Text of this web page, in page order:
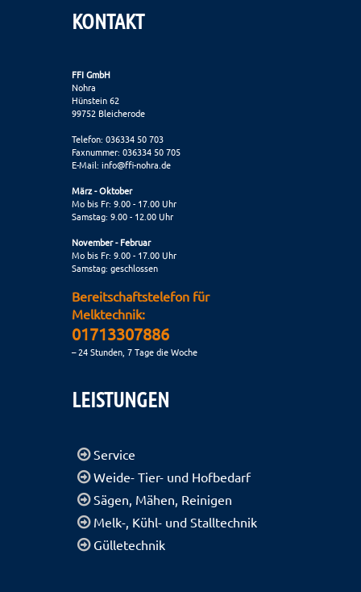
KONTAKT
FFI GmbH
Nohra
Hünstein 62
99752 Bleicherode
Telefon: 036334 50 703
Faxnummer: 036334 50 705
E-Mail: info@ffi-nohra.de
März - Oktober
Mo bis Fr: 9.00 - 17.00 Uhr
Samstag: 9.00 - 12.00 Uhr
November - Februar
Mo bis Fr: 9.00 - 17.00 Uhr
Samstag: geschlossen
Bereitschaftstelefon für
Melktechnik:
01713307886
– 24 Stunden, 7 Tage die Woche
LEISTUNGEN
Service
Weide- Tier- und Hofbedarf
Sägen, Mähen, Reinigen
Melk-, Kühl- und Stalltechnik
Gülletechnik